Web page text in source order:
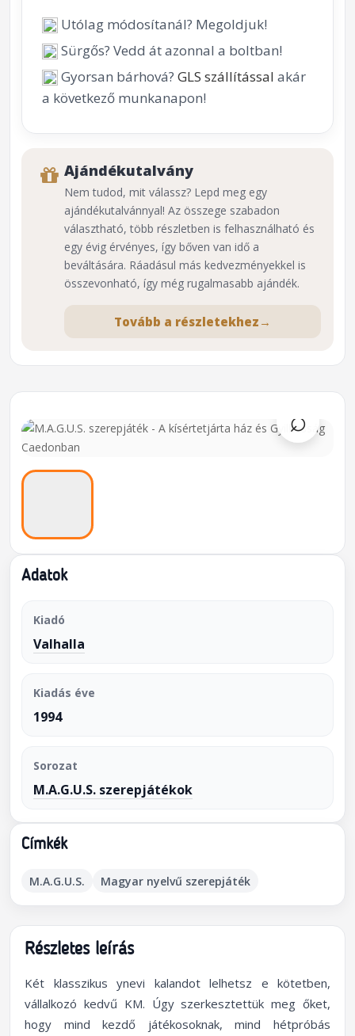
⌕
Adatok
Kiadó
Valhalla
Kiadás éve
1994
Sorozat
M.A.G.U.S. szerepjátékok
Címkék
M.A.G.U.S. Magyar nyelvű szerepjáték
Utólag módosítanál? Megoldjuk!
Sürgős? Vedd át azonnal a boltban!
Gyorsan bárhová? GLS szállítással akár
a következő munkanapon!
Ajándékutalvány
Nem tudod, mit válassz? Lepd meg egy
ajándékutalvánnyal! Az összege szabadon
választható, több részletben is felhasználható és
egy évig érvényes, így bőven van idő a
beváltására. Ráadásul más kedvezményekkel is
összevonható, így még rugalmasabb ajándék.
Tovább a részletekhez →
Részletes leírás
Két klasszikus ynevi kalandot lelhetsz e kötetben,
vállalkozó kedvű KM. Úgy szerkesztettük meg őket,
hogy mind kezdő játékosoknak, mind hétpróbás